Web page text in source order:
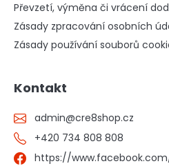
Převzetí, výměna či vrácení
Zásady zpracování osobních
Zásady používání souborů
Kontakt
admin@cre8shop.cz
+420 734 808 808
https://